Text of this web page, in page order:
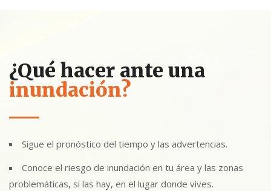
¿Qué hacer ante una
inundación?
Sigue el pronóstico del tiempo y las advertencias.
Conoce el riesgo de inundación en tu área y las zonas
problemáticas, si las hay, en el lugar donde vives.